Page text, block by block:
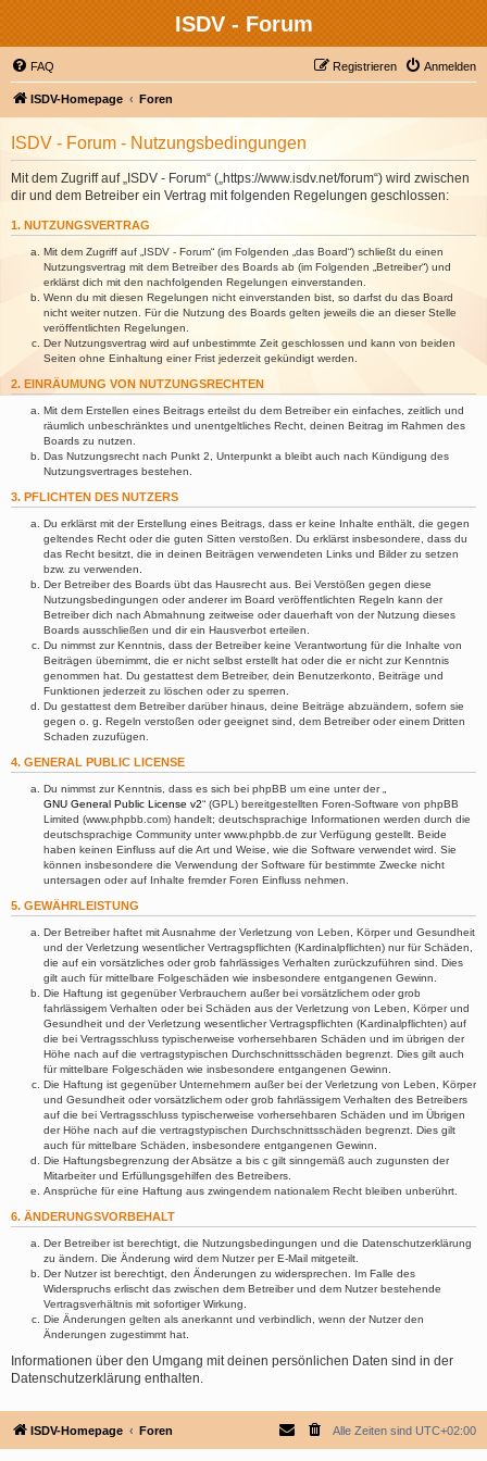
ISDV - Forum
FAQ Anmelden
Registrieren
ISDV-Homepage Foren
ISDV - Forum - Nutzungsbedingungen
Mit dem Zugriff auf „ISDV - Forum“ („https://www.isdv.net/forum“) wird zwischen
dir und dem Betreiber ein Vertrag mit folgenden Regelungen geschlossen:
1. NUTZUNGSVERTRAG
Mit dem Zugriff auf „ISDV - Forum“ (im Folgenden „das Board“) schließt du einen
Nutzungsvertrag mit dem Betreiber des Boards ab (im Folgenden „Betreiber“) und
erklärst dich mit den nachfolgenden Regelungen einverstanden.
Wenn du mit diesen Regelungen nicht einverstanden bist, so darfst du das Board
nicht weiter nutzen. Für die Nutzung des Boards gelten jeweils die an dieser Stelle
veröffentlichten Regelungen.
Der Nutzungsvertrag wird auf unbestimmte Zeit geschlossen und kann von beiden
Seiten ohne Einhaltung einer Frist jederzeit gekündigt werden.
2. EINRÄUMUNG VON NUTZUNGSRECHTEN
Mit dem Erstellen eines Beitrags erteilst du dem Betreiber ein einfaches, zeitlich und
räumlich unbeschränktes und unentgeltliches Recht, deinen Beitrag im Rahmen des
Boards zu nutzen.
Das Nutzungsrecht nach Punkt 2, Unterpunkt a bleibt auch nach Kündigung des
Nutzungsvertrages bestehen.
3. PFLICHTEN DES NUTZERS
Du erklärst mit der Erstellung eines Beitrags, dass er keine Inhalte enthält, die gegen
geltendes Recht oder die guten Sitten verstoßen. Du erklärst insbesondere, dass du
das Recht besitzt, die in deinen Beiträgen verwendeten Links und Bilder zu setzen
bzw. zu verwenden.
Der Betreiber des Boards übt das Hausrecht aus. Bei Verstößen gegen diese
Nutzungsbedingungen oder anderer im Board veröffentlichten Regeln kann der
Betreiber dich nach Abmahnung zeitweise oder dauerhaft von der Nutzung dieses
Boards ausschließen und dir ein Hausverbot erteilen.
Du nimmst zur Kenntnis, dass der Betreiber keine Verantwortung für die Inhalte von
Beiträgen übernimmt, die er nicht selbst erstellt hat oder die er nicht zur Kenntnis
genommen hat. Du gestattest dem Betreiber, dein Benutzerkonto, Beiträge und
Funktionen jederzeit zu löschen oder zu sperren.
Du gestattest dem Betreiber darüber hinaus, deine Beiträge abzuändern, sofern sie
gegen o. g. Regeln verstoßen oder geeignet sind, dem Betreiber oder einem Dritten
Schaden zuzufügen.
4. GENERAL PUBLIC LICENSE
Du nimmst zur Kenntnis, dass es sich bei phpBB um eine unter der „
GNU General Public License v2“ (GPL) bereitgestellten Foren-Software von phpBB
Limited (www.phpbb.com) handelt; deutschsprachige Informationen werden durch die
deutschsprachige Community unter www.phpbb.de zur Verfügung gestellt. Beide
haben keinen Einfluss auf die Art und Weise, wie die Software verwendet wird. Sie
können insbesondere die Verwendung der Software für bestimmte Zwecke nicht
untersagen oder auf Inhalte fremder Foren Einfluss nehmen.
5. GEWÄHRLEISTUNG
Der Betreiber haftet mit Ausnahme der Verletzung von Leben, Körper und Gesundheit
und der Verletzung wesentlicher Vertragspflichten (Kardinalpflichten) nur für Schäden,
die auf ein vorsätzliches oder grob fahrlässiges Verhalten zurückzuführen sind. Dies
gilt auch für mittelbare Folgeschäden wie insbesondere entgangenen Gewinn.
Die Haftung ist gegenüber Verbrauchern außer bei vorsätzlichem oder grob
fahrlässigem Verhalten oder bei Schäden aus der Verletzung von Leben, Körper und
Gesundheit und der Verletzung wesentlicher Vertragspflichten (Kardinalpflichten) auf
die bei Vertragsschluss typischerweise vorhersehbaren Schäden und im übrigen der
Höhe nach auf die vertragstypischen Durchschnittsschäden begrenzt. Dies gilt auch
für mittelbare Folgeschäden wie insbesondere entgangenen Gewinn.
Die Haftung ist gegenüber Unternehmern außer bei der Verletzung von Leben, Körper
und Gesundheit oder vorsätzlichem oder grob fahrlässigem Verhalten des Betreibers
auf die bei Vertragsschluss typischerweise vorhersehbaren Schäden und im Übrigen
der Höhe nach auf die vertragstypischen Durchschnittsschäden begrenzt. Dies gilt
auch für mittelbare Schäden, insbesondere entgangenen Gewinn.
Die Haftungsbegrenzung der Absätze a bis c gilt sinngemäß auch zugunsten der
Mitarbeiter und Erfüllungsgehilfen des Betreibers.
Ansprüche für eine Haftung aus zwingendem nationalem Recht bleiben unberührt.
6. ÄNDERUNGSVORBEHALT
Der Betreiber ist berechtigt, die Nutzungsbedingungen und die Datenschutzerklärung
zu ändern. Die Änderung wird dem Nutzer per E-Mail mitgeteilt.
Der Nutzer ist berechtigt, den Änderungen zu widersprechen. Im Falle des
Widerspruchs erlischt das zwischen dem Betreiber und dem Nutzer bestehende
Vertragsverhältnis mit sofortiger Wirkung.
Die Änderungen gelten als anerkannt und verbindlich, wenn der Nutzer den
Änderungen zugestimmt hat.
Informationen über den Umgang mit deinen persönlichen Daten sind in der
Datenschutzerklärung enthalten.
ISDV-Homepage Foren Alle Zeiten sind UTC+02:00